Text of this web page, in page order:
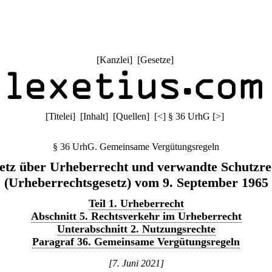
[Kanzlei] [Gesetze]
[Titelei] [Inhalt] [Quellen] [<] § 36 UrhG [>]
§ 36 UrhG. Gemeinsame Vergütungsregeln
über Urheberrecht und verwandte
(Urheberrechtsgesetz) vom 9. September 1965
Teil 1. Urheberrecht
Abschnitt 5. Rechtsverkehr im Urheberrecht
Unterabschnitt 2. Nutzungsrechte
Paragraf 36. Gemeinsame Vergütungsregeln
[7. Juni 2021]